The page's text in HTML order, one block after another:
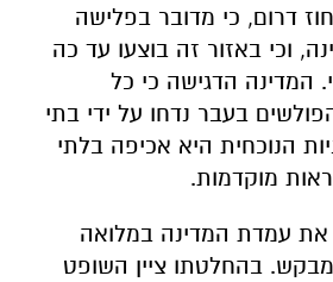
דרום, כי מדובר בפלישה
וכי באזור זה בוצעו עד כה
המדינה הדגישה כי כל
בעבר נדחו על ידי בתי
הנוכחית היא אכיפה בלתי
מוקדמות.
עמדת המדינה במלואה
בהחלטתו ציין השופט